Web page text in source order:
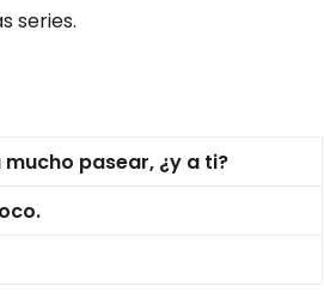
series.
mucho pasear, ¿y a ti?